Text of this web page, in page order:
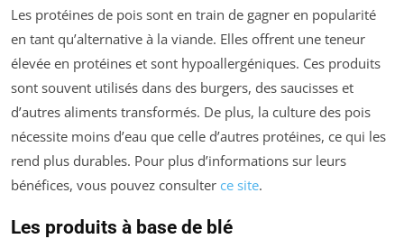
Les protéines de pois sont en train de gagner en popularité
en tant qu’alternative à la viande. Elles offrent une teneur
élevée en protéines et sont hypoallergéniques. Ces produits
sont souvent utilisés dans des burgers, des saucisses et
d’autres aliments transformés. De plus, la culture des pois
nécessite moins d’eau que celle d’autres protéines, ce qui les
rend plus durables. Pour plus d’informations sur leurs
bénéfices, vous pouvez consulter ce site.
Les produits à base de blé